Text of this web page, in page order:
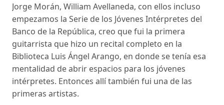
Jorge Morán, William Avellaneda, con ellos incluso
empezamos la Serie de los Jóvenes Intérpretes del
Banco de la República, creo que fui la primera
guitarrista que hizo un recital completo en la
Biblioteca Luis Ángel Arango, en donde se tenía esa
mentalidad de abrir espacios para los jóvenes
intérpretes. Entonces allí también fui una de las
primeras artistas.